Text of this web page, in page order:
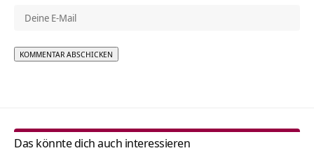
Das könnte dich auch interessieren